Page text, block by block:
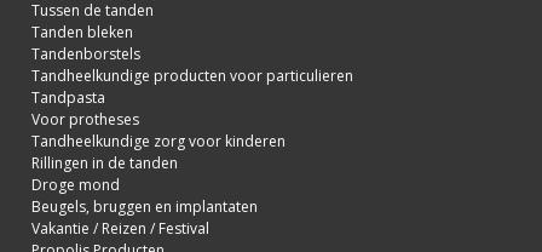
Tussen de tanden
Tanden bleken
Tandenborstels
Tandheelkundige producten voor particulieren
Tandpasta
Voor protheses
Tandheelkundige zorg voor kinderen
Rillingen in de tanden
Droge mond
Beugels, bruggen en implantaten
Vakantie / Reizen / Festival